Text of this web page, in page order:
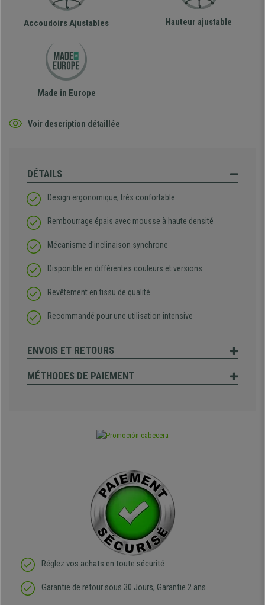
Accoudoirs Ajustables Hauteur ajustable
Made in Europe
Voir description détaillée
DÉTAILS
Design ergonomique, très confortable
Rembourrage épais avec mousse à haute densité
Mécanisme d'inclinaison synchrone
Disponible en différentes couleurs et versions
Revêtement en tissu de qualité
Recommandé pour une utilisation intensive
ENVOIS ET RETOURS
MÉTHODES DE PAIEMENT
Réglez vos achats en toute sécurité
Garantie de retour sous 30 Jours, Garantie 2 ans